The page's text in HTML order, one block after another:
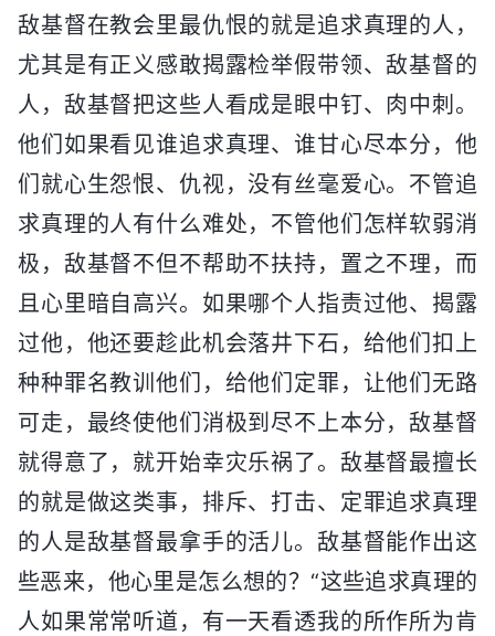
敌基督在教会里最仇恨的就是追求真理的人，
尤其是有正义感敢揭露检举假带领、敌基督的
人，敌基督把这些人看成是眼中钉、肉中刺。
他们如果看见谁追求真理、谁甘心尽本分，他
们就心生怨恨、仇视，没有丝毫爱心。不管追
求真理的人有什么难处，不管他们怎样软弱消
极，敌基督不但不帮助不扶持，置之不理，而
且心里暗自高兴。如果哪个人指责过他、揭露
过他，他还要趁此机会落井下石，给他们扣上
种种罪名教训他们，给他们定罪，让他们无路
可走，最终使他们消极到尽不上本分，敌基督
就得意了，就开始幸灾乐祸了。敌基督最擅长
的就是做这类事，排斥、打击、定罪追求真理
的人是敌基督最拿手的活儿。敌基督能作出这
些恶来，他心里是怎么想的？“这些追求真理的
人如果常常听道，有一天看透我的所作所为肯